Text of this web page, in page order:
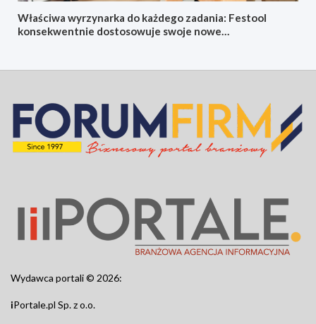
Właściwa wyrzynarka do każdego zadania: Festool
konsekwentnie dostosowuje swoje nowe
Wydawca portali © 2026:
iPortale.pl Sp. z o.o.